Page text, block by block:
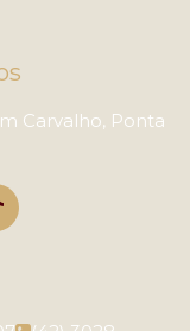
Carvalho, Ponta